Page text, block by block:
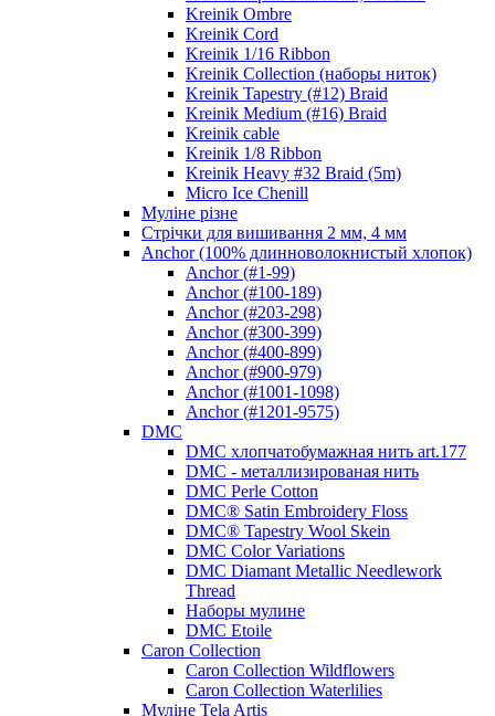
Kreinik Ombre
Kreinik Cord
Kreinik 1/16 Ribbon
Kreinik Collection (наборы ниток)
Kreinik Tapestry (#12) Braid
Kreinik Medium (#16) Braid
Kreinik cable
Kreinik 1/8 Ribbon
Kreinik Heavy #32 Braid (5m)
Micro Ice Chenill
Муліне різне
Стрічки для вишивання 2 мм, 4 мм
Anchor (100% длинноволокнистый хлопок)
Anchor (#1-99)
Anchor (#100-189)
Anchor (#203-298)
Anchor (#300-399)
Anchor (#400-899)
Anchor (#900-979)
Anchor (#1001-1098)
Anchor (#1201-9575)
DMC
DMC хлопчатобумажная нить art.177
DMC - металлизированая нить
DMC Perle Cotton
DMC® Satin Embroidery Floss
DMC® Tapestry Wool Skein
DMC Color Variations
DMC Diamant Metallic Needlework
Thread
Наборы мулине
DMC Etoile
Caron Collection
Caron Collection Wildflowers
Caron Collection Waterlilies
Муліне Tela Artis